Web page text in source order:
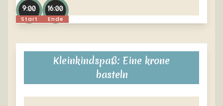
Start
9:00
Ende
16:00
Kleinkindspaß: Eine krone
basteln